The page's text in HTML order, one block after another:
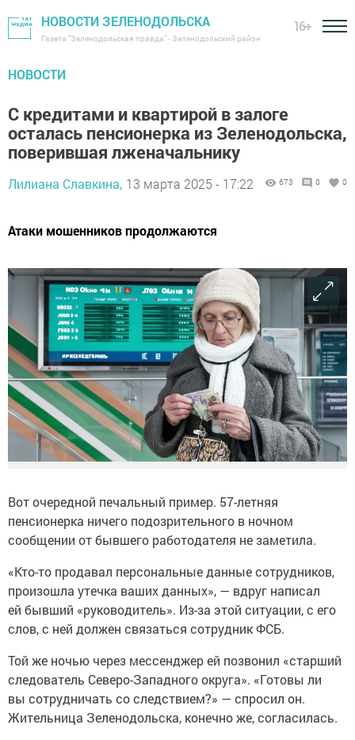
НОВОСТИ ЗЕЛЕНОДОЛЬСКА
Газета "Зеленодольская правда" - Зеленодольский район
16+
НОВОСТИ
С кредитами и квартирой в залоге
осталась пенсионерка из Зеленодольска,
поверившая лженачальнику
Лилиана Славкина, 13 марта 2025 - 17:22 673 0 0
Атаки мошенников продолжаются
Вот очередной печальный пример. 57-летняя
пенсионерка ничего подозрительного в ночном
сообщении от бывшего работодателя не заметила.
«Кто-то продавал персональные данные сотрудников,
произошла утечка ваших данных», — вдруг написал
ей бывший «руководитель». Из-за этой ситуации, с его
слов, с ней должен связаться сотрудник ФСБ.
Той же ночью через мессенджер ей позвонил «старший
следователь Северо-Западного округа». «Готовы ли
вы сотрудничать со следствием?» — спросил он.
Жительница Зеленодольска, конечно же, согласилась.